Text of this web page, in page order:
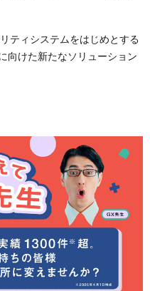
ティシステムをはじめとする
向けた新たなソリューション